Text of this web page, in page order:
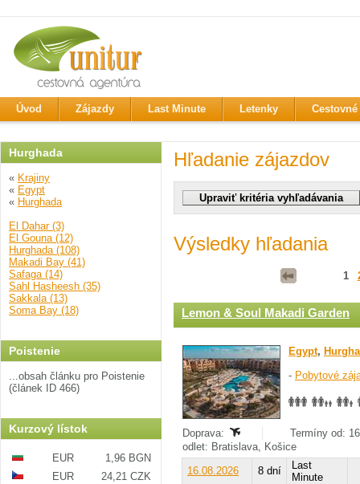
Úvod Zájazdy Last Minute Letenky
Hurghada
« Krajiny
« Egypt
« Hurghada
El Dahar (3)
El Gouna (12)
Hurghada (108)
Makadi Bay (41)
Safaga (14)
Sahl Hasheesh (35)
Sakkala (13)
Soma Bay (18)
Poistenie
...obsah článku pro Poistenie
(článek ID 466)
Kurzový lístok
EUR
1,96 BGN
EUR
24,21 CZK
Hľadanie zájazdov
Výsledky hľadania
1
Lemon & Soul Makadi Garden
Egypt,
- Pobytové
Doprava:
Termíny od:
odlet: Bratislava, Košice
16.08.2026
8 dní
Last
Minute